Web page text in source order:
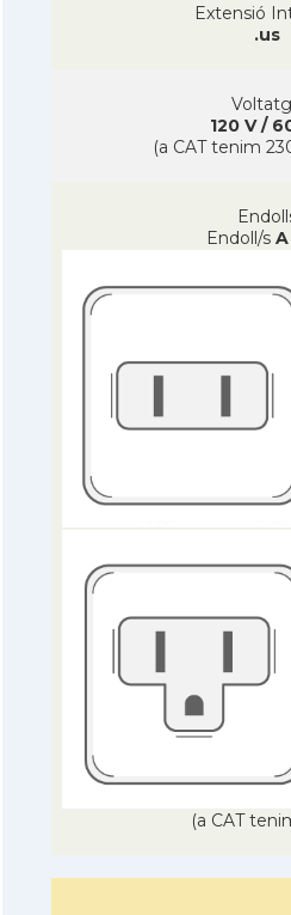
Extensió
.us
120 V /
(a CAT tenim
Endoll/s
(a CAT